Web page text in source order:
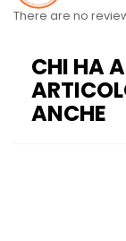
There are no
CHI HA
ANCHE